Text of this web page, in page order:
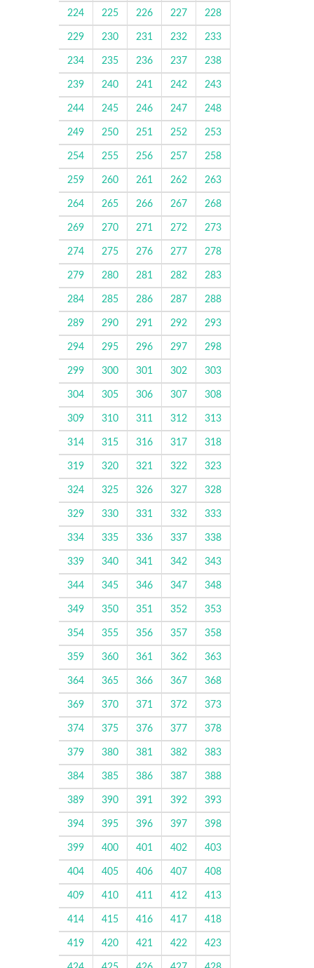
224 225 226 227 228
229 230 231 232 233
234 235 236 237 238
239 240 241 242 243
244 245 246 247 248
249 250 251 252 253
254 255 256 257 258
259 260 261 262 263
264 265 266 267 268
269 270 271 272 273
274 275 276 277 278
279 280 281 282 283
284 285 286 287 288
289 290 291 292 293
294 295 296 297 298
299 300 301 302 303
304 305 306 307 308
309 310 311 312 313
314 315 316 317 318
319 320 321 322 323
324 325 326 327 328
329 330 331 332 333
334 335 336 337 338
339 340 341 342 343
344 345 346 347 348
349 350 351 352 353
354 355 356 357 358
359 360 361 362 363
364 365 366 367 368
369 370 371 372 373
374 375 376 377 378
379 380 381 382 383
384 385 386 387 388
389 390 391 392 393
394 395 396 397 398
399 400 401 402 403
404 405 406 407 408
409 410 411 412 413
414 415 416 417 418
419 420 421 422 423